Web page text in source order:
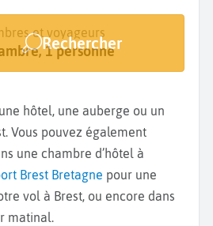
de votre séjour
et voyageurs
1 personne
Rechercher
hôtel, une auberge ou un
Vous pouvez également
une chambre d’hôtel à
Brest Bretagne pour une
vol à Brest, ou encore dans
matinal.